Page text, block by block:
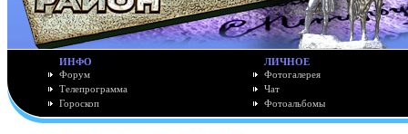
ИНФО
Форум
Телепрограмма
Гороскоп
ЛИЧНОЕ
Фотогалерея
Чат
Фотоальбомы